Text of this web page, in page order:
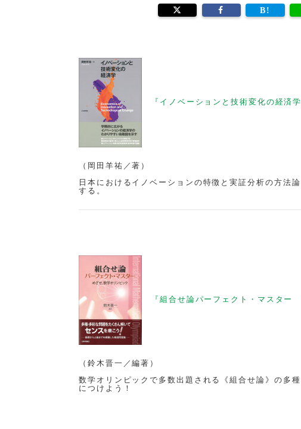
『イノベーションと技術変化の経済学
（岡田羊祐／著）
日本におけるイノベーションの特徴と実証分析の方法
する。
『組合せ論パーフェクト・マスター
（鈴木晋一／編著）
数学オリンピックで多数出題される《組合せ論》の多
につけよう！